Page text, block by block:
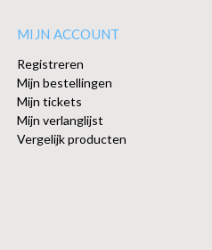
MIJN ACCOUNT
Registreren
Mijn bestellingen
Mijn tickets
Mijn verlanglijst
Vergelijk producten